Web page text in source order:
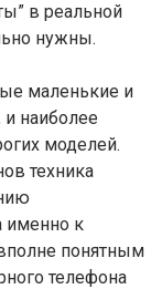
в реальной
нужны.
маленькие и
наиболее
моделей.
техника
именно к
понятным
телефона